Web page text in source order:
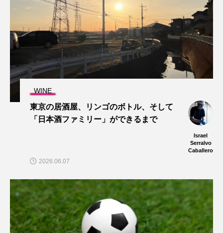
WINE
東京の居酒屋、リンゴのボトル、そして
「日本酒ファミリー」ができるまで
Israel
Serralvo
Caballero
2026.06.07